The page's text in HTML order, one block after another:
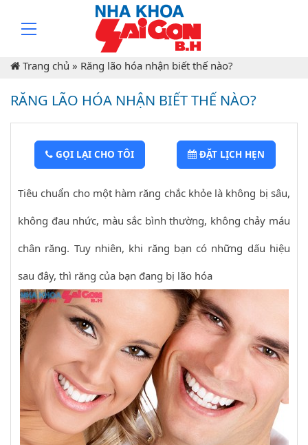
Trang chủ » Răng lão hóa nhận biết thế nào?
RĂNG LÃO HÓA NHẬN BIẾT THẾ NÀO?
GỌI LẠI CHO TÔI ĐẶT LỊCH HẸN
Tiêu chuẩn cho một hàm răng chắc khỏe là không bị sâu,
không đau nhức, màu sắc bình thường, không chảy máu
chân răng. Tuy nhiên, khi răng bạn có những dấu hiệu
sau đây, thì răng của bạn đang bị lão hóa